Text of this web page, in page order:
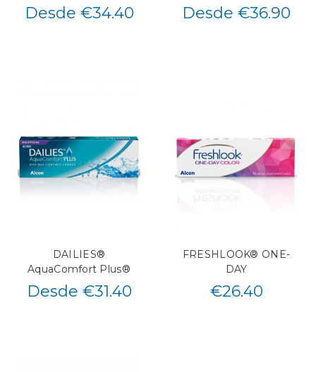
Desde €34.40 Desde €36.90
DAILIES®
AquaComfort Plus®
Desde €31.40
FRESHLOOK® ONE-
DAY
€26.40